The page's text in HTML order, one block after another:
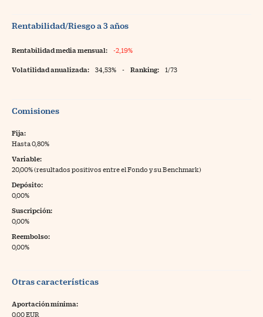
Rentabilidad/Riesgo a 3 años
Rentabilidad media mensual: -2,19%
Volatilidad anualizada: 34,53% - Ranking: 1/73
Comisiones
Fija:
Hasta 0,80%
Variable:
20,00% (resultados positivos entre el Fondo y su Benchmark)
Depósito:
0,00%
Suscripción:
0,00%
Reembolso:
0,00%
Otras características
Aportación mínima:
0,00 EUR